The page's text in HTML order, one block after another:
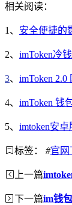
相关阅读：
1、 安全便捷的
2、 imToken冷
3、 imToken
4、 imToken 钱
5、 imtoken安
标签： #官网
上一篇
下一篇im钱